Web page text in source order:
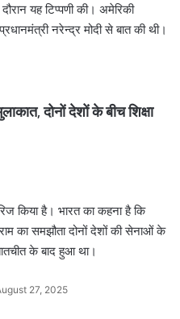
यह टिप्पणी की। अमेरिकी
नरेन्द्र मोदी से बात की थी।
दोनों देशों के बीच शिक्षा
किया है। भारत का कहना है कि
का समझौता दोनों देशों की सेनाओं के
के बाद हुआ था।
27, 2025